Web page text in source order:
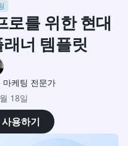
로를 위한 현대
너 템플릿
마케팅 전문가
18일
용하기